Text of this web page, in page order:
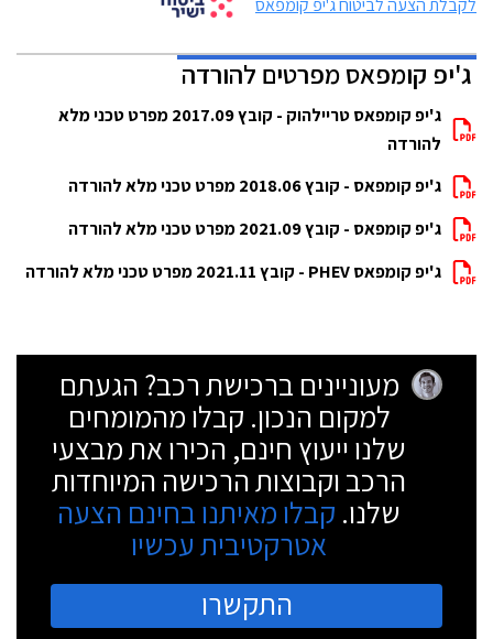
ג'יפ קומפאס מפרטים להורדה
ג'יפ קומפאס טריילהוק - קובץ 2017.09 מפרט טכני מלא
להורדה
ג'יפ קומפאס - קובץ 2018.06 מפרט טכני מלא להורדה
ג'יפ קומפאס - קובץ 2021.09 מפרט טכני מלא להורדה
ג'יפ קומפאס PHEV - קובץ 2021.11 מפרט טכני מלא להורדה
מעוניינים ברכישת רכב? הגעתם
למקום הנכון. קבלו מהמומחים
שלנו ייעוץ חינם, הכירו את מבצעי
הרכב וקבוצות הרכישה המיוחדות
שלנו. קבלו מאיתנו בחינם הצעה
אטרקטיבית עכשיו
התקשרו